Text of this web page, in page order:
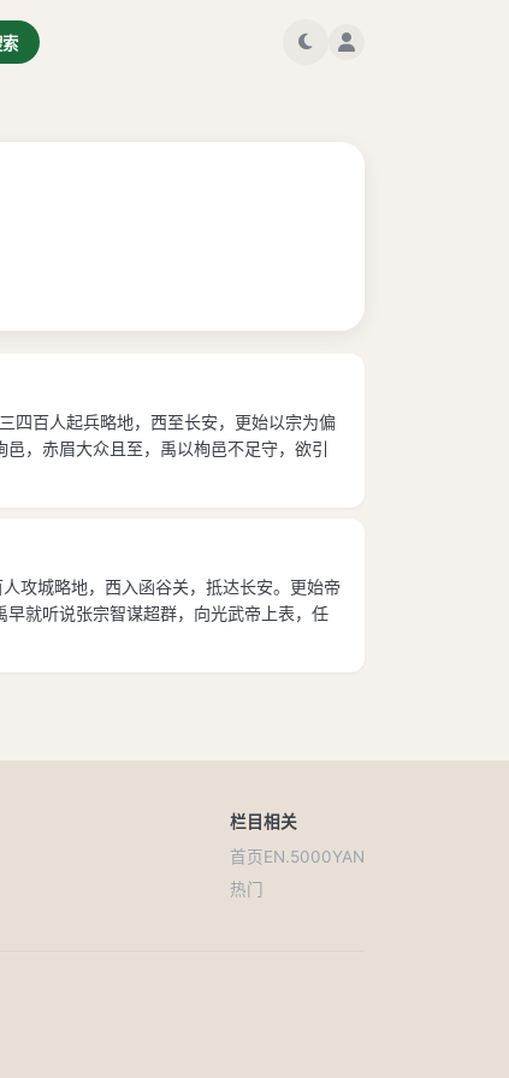
四百人起兵略地，西至长安，更始以宗为偏
，赤眉大众且至，禹以栒邑不足守，欲引
攻城略地，西入函谷关，抵达长安。更始帝
就听说张宗智谋超群，向光武帝上表，任
栏目
首页
热门
相关
EN.5000YAN